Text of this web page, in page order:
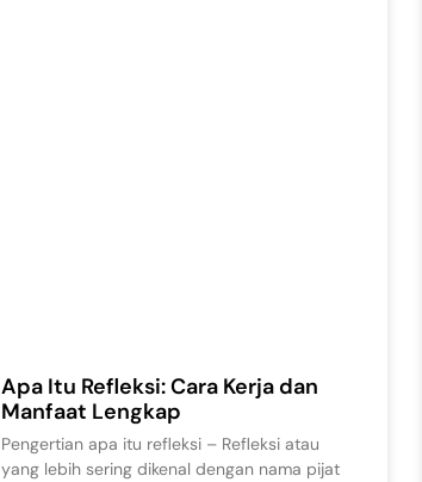
Apa Itu Refleksi: Cara Kerja dan
Manfaat Lengkap
Pengertian apa itu refleksi – Refleksi atau
yang lebih sering dikenal dengan nama pijat